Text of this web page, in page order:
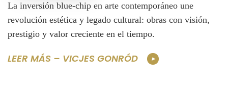
La inversión blue-chip en arte contemporáneo une
revolución estética y legado cultural: obras con visión,
prestigio y valor creciente en el tiempo.
LEER MÁS – VICJES GONRÓD